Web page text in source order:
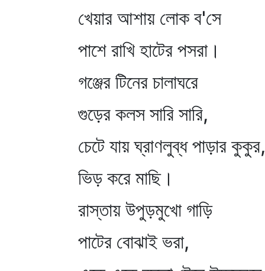
খেয়ার আশায় লোক ব'সে
পাশে রাখি হাটের পসরা।
গঞ্জের টিনের চালাঘরে
গুড়ের কলস সারি সারি,
চেটে যায় ঘ্রাণলুব্ধ পাড়ার কুকুর,
ভিড় করে মাছি।
রাস্তায় উপুড়মুখো গাড়ি
পাটের বোঝাই ভরা,